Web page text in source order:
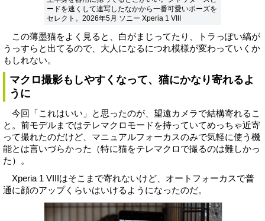
ードを速くして連写したなかから一番可愛いポーズを
セレクト。2026年5月 ソニー Xperia 1 VIII
この薄墨猫をよく見ると、白がまじってたり、トラっぽい縞が
うっすらと出てるので、大人になるにつれ模様が変わっていくか
もしれない。
マクロ撮影もしやすくなって、猫にかなり寄れるよ
うに
今回「これはいい」と思ったのが、望遠カメラで結構寄れるこ
と。前モデルまではテレマクロモードを持っていてめっちゃ近寄
って撮れたのだけど、マニュアルフォーカスのみで気軽に使う機
能とは言いづらかった（特に猫をテレマクロで撮るのは難しかっ
た）。
Xperia 1 VIIIはそこまで寄れないけど、オートフォーカスで普
通に顔のアップくらいはいけるようになったのだ。